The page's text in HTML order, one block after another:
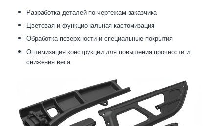
Разработка деталей по чертежам заказчика
Цветовая и функциональная кастомизация
Обработка поверхности и специальные покрытия
Оптимизация конструкции для повышения прочности и
снижения веса